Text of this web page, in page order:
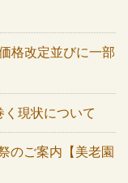
格改定並びに一部
く現状について
のご案内【美老園